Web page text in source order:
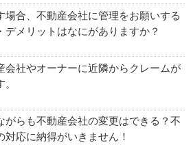
場合、不動産会社に管理をお願いする
デメリットはなにがありますか？
会社やオーナーに近隣からクレームが
がらも不動産会社の変更はできる？不
対応に納得がいきません！